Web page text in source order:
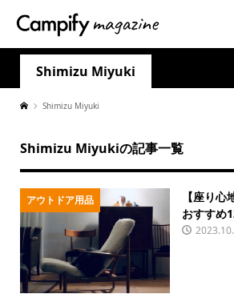
Shimizu Miyuki
Shimizu Miyuki
Shimizu Miyukiの記事一覧
アウトドア用品
【座り
おすすめ